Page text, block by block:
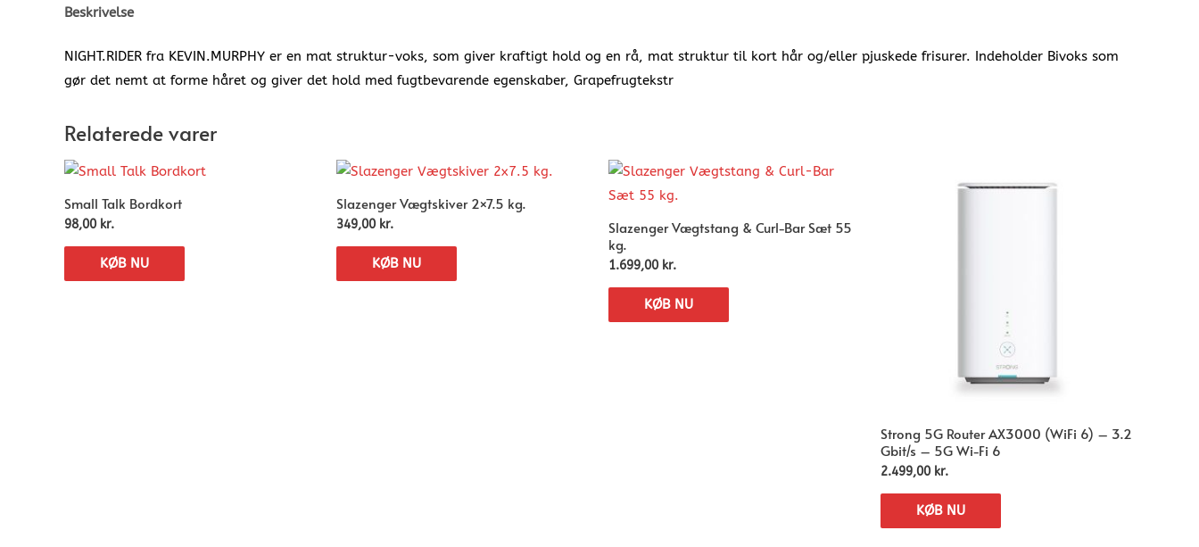
Beskrivelse
NIGHT.RIDER fra KEVIN.MURPHY er en mat struktur-voks, som giver kraftigt hold og en rå, mat struktur til kort hår og/eller pjuskede frisurer. Indeholder Bivoks som
gør det nemt at forme håret og giver det hold med fugtbevarende egenskaber, Grapefrugtekstr
Relaterede varer
Small Talk Bordkort
98,00 kr.
KØB NU
Slazenger Vægtskiver 2×7.5 kg.
349,00 kr.
KØB NU
Slazenger Vægtstang & Curl-Bar Sæt 55
kg.
1.699,00 kr.
KØB NU
Strong 5G Router AX3000 (WiFi 6) – 3.2
Gbit/s – 5G Wi-Fi 6
2.499,00 kr.
KØB NU